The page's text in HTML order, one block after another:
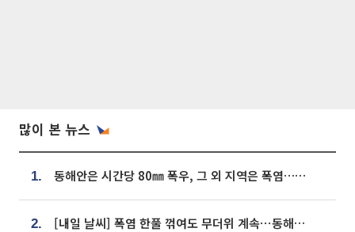
많이 본 뉴스
1. 동해안은 시간당 80㎜ 폭우, 그 외 지역은 폭염…‘극과 극 날씨’
2. [내일 날씨] 폭염 한풀 꺾여도 무더위 계속⋯동해안 이틀 연속 비